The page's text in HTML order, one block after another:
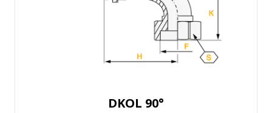
DKOL 90°